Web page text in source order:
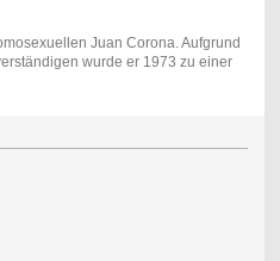
Juan Corona. Aufgrund
wurde er 1973 zu einer